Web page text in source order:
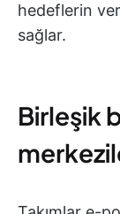
hedeflerin
sağlar.
Birleşik